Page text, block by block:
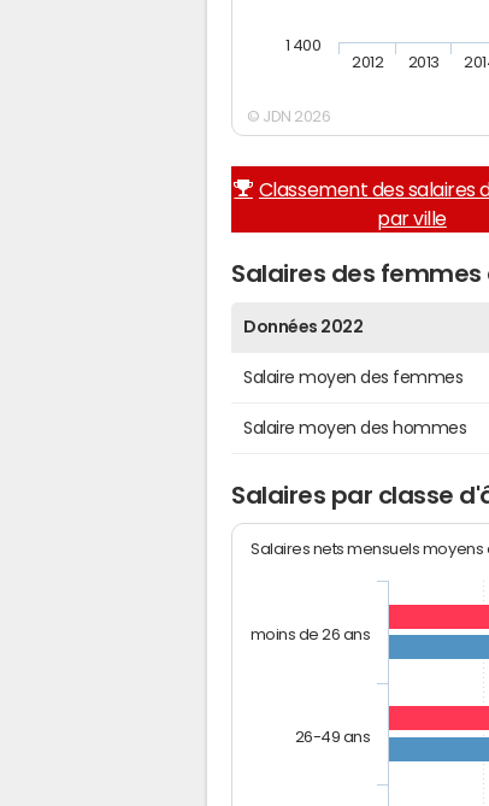
2012 2013
1 400
© JDN 2026
Classement des salaires
par ville
Salaires des
Données 2022
Salaire moyen des femmes
Salaire moyen des hommes
Salaires par classe
Salaires nets mensuels moyens
moins de 26 ans
26-49 ans